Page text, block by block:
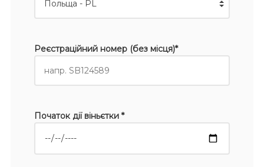
Реєстраційний номер (без місця)*
Початок дії віньєтки *